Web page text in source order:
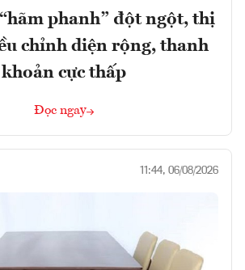
phanh” đột ngột, thị
chỉnh diện rộng, thanh
khoản cực thấp
Đọc ngay
11:44, 06/08/2026